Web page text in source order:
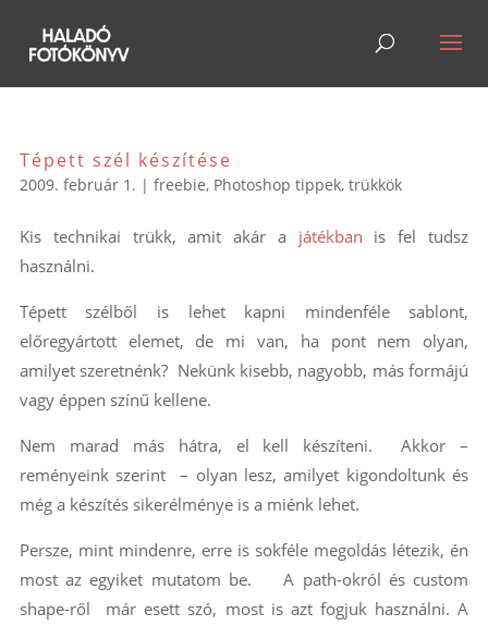
Tépett szél készítése
2009. február 1. | freebie, Photoshop tippek, trükkök
Kis technikai trükk, amit akár a játékban is fel tudsz
használni.
Tépett szélből is lehet kapni mindenféle sablont,
előregyártott elemet, de mi van, ha pont nem olyan,
amilyet szeretnénk? Nekünk kisebb, nagyobb, más formájú
vagy éppen színű kellene.
Nem marad más hátra, el kell készíteni. Akkor –
reményeink szerint – olyan lesz, amilyet kigondoltunk és
még a készítés sikerélménye is a miénk lehet.
Persze, mint mindenre, erre is sokféle megoldás létezik, én
most az egyiket mutatom be. A path-okról és custom
shape-ről már esett szó, most is azt fogjuk használni. A